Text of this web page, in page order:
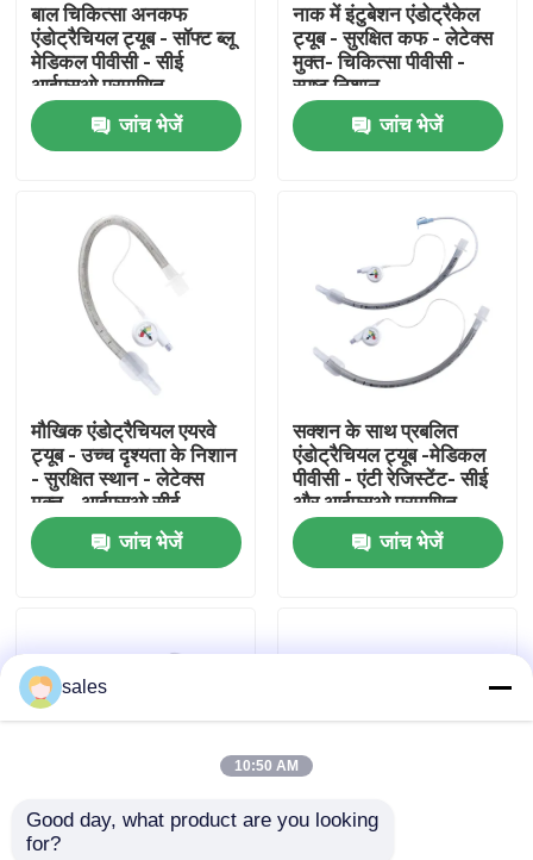
उत्पाद
वीआर दिखाएँ
फैक्टरी यात्रा
गुणवत्ता नियंत्रण
एक बोली का अनुरोध
स्वरयंत्र मुखौटा वायुमार्ग
बाल चिकित्सा अनकफ
एंडोट्रैचियल ट्यूब - सॉफ्ट ब्लू
मेडिकल पीवीसी - सीई
आईएसओ प्रमाणित
जांच भेजें
नाक में इंटुबेशन एंडोट्रैकेल
ट्यूब - सुरक्षित कफ - लेटेक्स
मुक्त- चिकित्सा पीवीसी -
स्पष्ट निशान
जांच भेजें
मौखिक एंडोट्रैचियल एयरवे
ट्यूब - उच्च दृश्यता के निशान
- सुरक्षित स्थान - लेटेक्स
मुक्त - आईएसओ सीई
प्रमाणन
जांच भेजें
सक्शन के साथ प्रबलित
एंडोट्रैचियल ट्यूब -मेडिकल
पीवीसी - एंटी रेजिस्टेंट- सीई
और आईएसओ प्रमाणित
जांच भेजें
डिस्पोजेबल प्रबलित
sales
10:50 AM
Good day, what product are you looking
for?